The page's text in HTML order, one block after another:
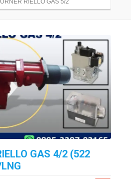
RIELLO GAS 5/2
GAS 4/2 (522